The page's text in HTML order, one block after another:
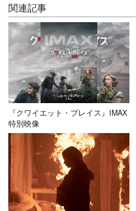
関連記事
『クワイエット・プレイス』IMAX
特別映像